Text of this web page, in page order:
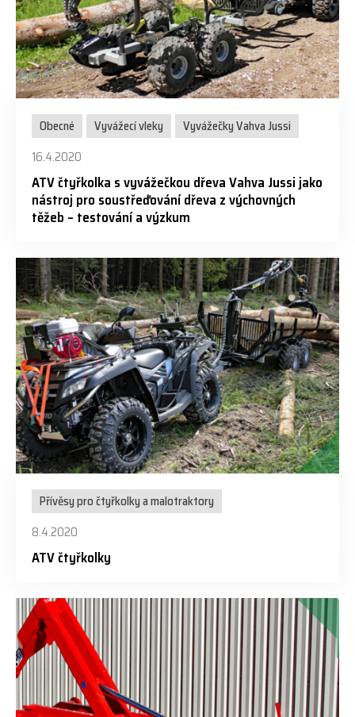
Obecné Vyvážecí vleky
Vyvážečky Vahva Jussi
16.4.2020
ATV čtyřkolka s vyvážečkou dřeva Vahva Jussi jako
nástroj pro soustřeďování dřeva z výchovných
těžeb – testování a výzkum
Přívěsy pro čtyřkolky a malotraktory
8.4.2020
ATV čtyřkolky